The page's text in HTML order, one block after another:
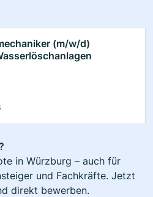
(m/w/d)
in Würzburg – auch für
und Fachkräfte. Jetzt
direkt bewerben.